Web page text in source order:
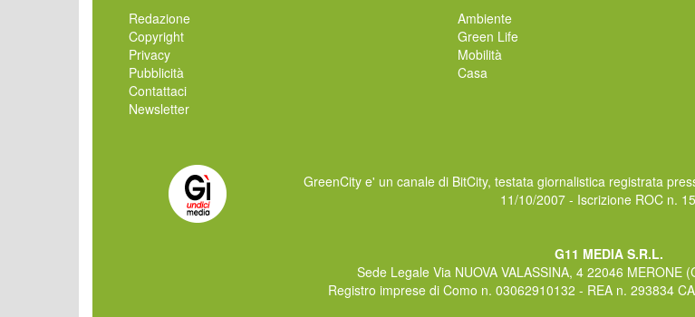
Redazione
Copyright
Privacy
Pubblicità
Contattaci
Newsletter
Ambiente
Green Life
Mobilità
Casa
GreenCity e' un canale di BitCity, testata giornalistica registrata
11/10/2007 - Iscrizione ROC n.
G11 MEDIA S.R.L.
Sede Legale Via NUOVA VALASSINA, 4 22046 MERONE
Registro imprese di Como n. 03062910132 - REA n. 293834